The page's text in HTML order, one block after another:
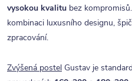
vysokou kvalitu bez
kombinaci luxusního designu,
zpracování.
Zvýšená postel Gustav je